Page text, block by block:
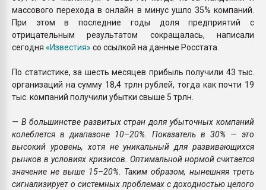
массового перехода в онлайн в минус ушло 35% компаний.
При этом в последние годы доля предприятий с
отрицательным результатом сокращалась, написали
сегодня «Известия» со ссылкой на данные Росстата.
По статистике, за шесть месяцев прибыль получили 43 тыс.
организаций на сумму 18,4 трлн рублей, тогда как почти 19
тыс. компаний получили убытки свыше 5 трлн.
— В большинстве развитых стран доля убыточных компаний
колеблется в диапазоне 10–20%. Показатель в 30% — это
высокий уровень, хотя не уникальный для развивающихся
рынков в условиях кризисов. Оптимальной нормой считается
значение не выше 15–20%. Таким образом, нынешняя треть
сигнализирует о системных проблемах с доходностью целого